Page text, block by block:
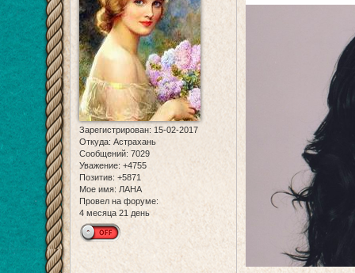
Зарегистрирован: 15-02-2017
Откуда: Астрахань
Сообщений: 7029
Уважение: +4755
Позитив: +5871
Мое имя: ЛАНА
Провел на форуме:
4 месяца 21 день